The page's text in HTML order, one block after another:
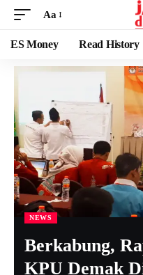
Aa
ES Money Read History
NEWS
Berkabung,
KPU Demak